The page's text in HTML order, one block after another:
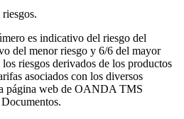
es indicativo del riesgo del
del menor riesgo y 6/6 del mayor
riesgos derivados de los productos
asociados con los diversos
página web de OANDA TMS